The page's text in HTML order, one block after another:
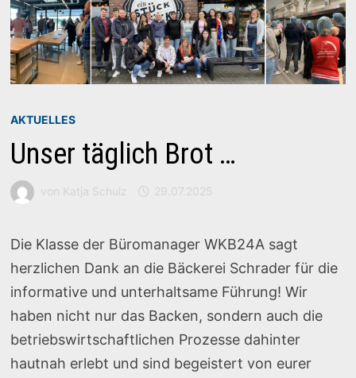
AKTUELLES
Unser täglich Brot …
von Katja Schulz 29.07.2025
Die Klasse der Büromanager WKB24A sagt
herzlichen Dank an die Bäckerei Schrader für die
informative und unterhaltsame Führung! Wir
haben nicht nur das Backen, sondern auch die
betriebswirtschaftlichen Prozesse dahinter
hautnah erlebt und sind begeistert von eurer